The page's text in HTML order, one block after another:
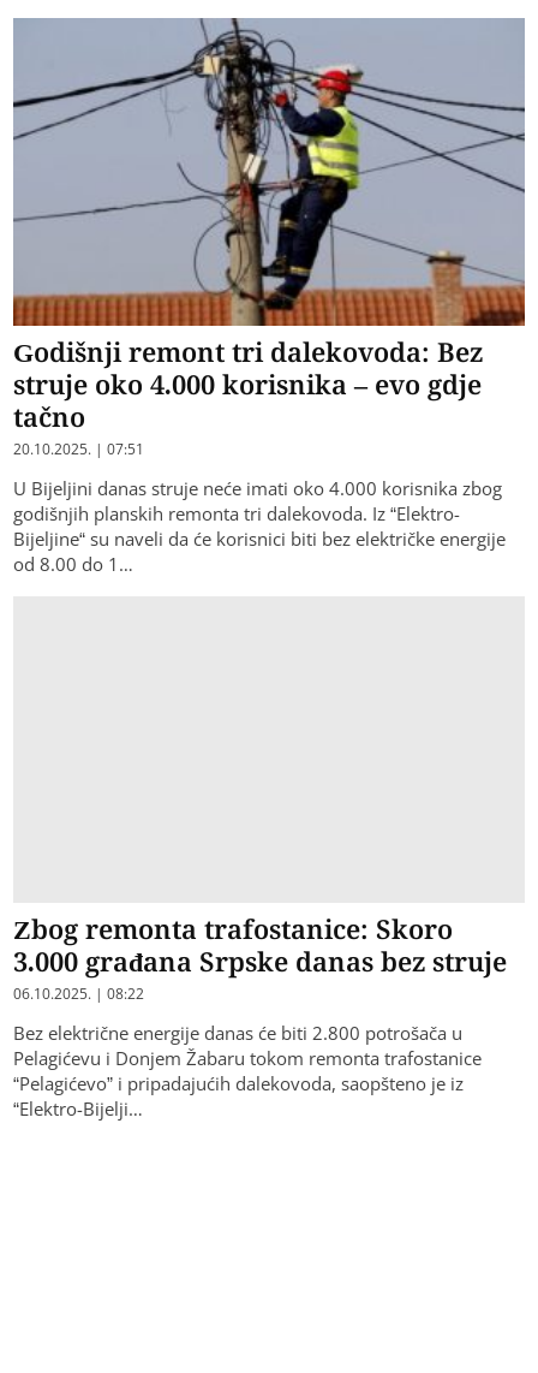
Godišnji remont tri dalekovoda: Bez
struje oko 4.000 korisnika – evo gdje
tačno
20.10.2025. | 07:51
U Bijeljini danas struje neće imati oko 4.000 korisnika zbog
godišnjih planskih remonta tri dalekovoda. Iz “Elektro-
Bijeljine“ su naveli da će korisnici biti bez električke energije
od 8.00 do 1…
Zbog remonta trafostanice: Skoro
3.000 građana Srpske danas bez struje
06.10.2025. | 08:22
Bez električne energije danas će biti 2.800 potrošača u
Pelagićevu i Donjem Žabaru tokom remonta trafostanice
“Pelagićevo” i pripadajućih dalekovoda, saopšteno je iz
“Elektro-Bijelji…